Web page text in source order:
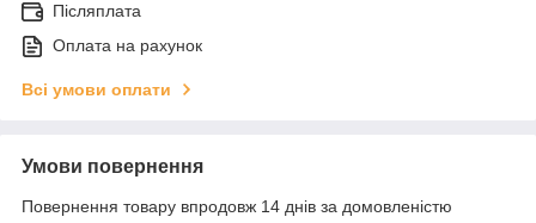
Післяплата
Оплата на рахунок
Всі умови оплати
Умови повернення
Повернення товару впродовж 14 днів за домовленістю